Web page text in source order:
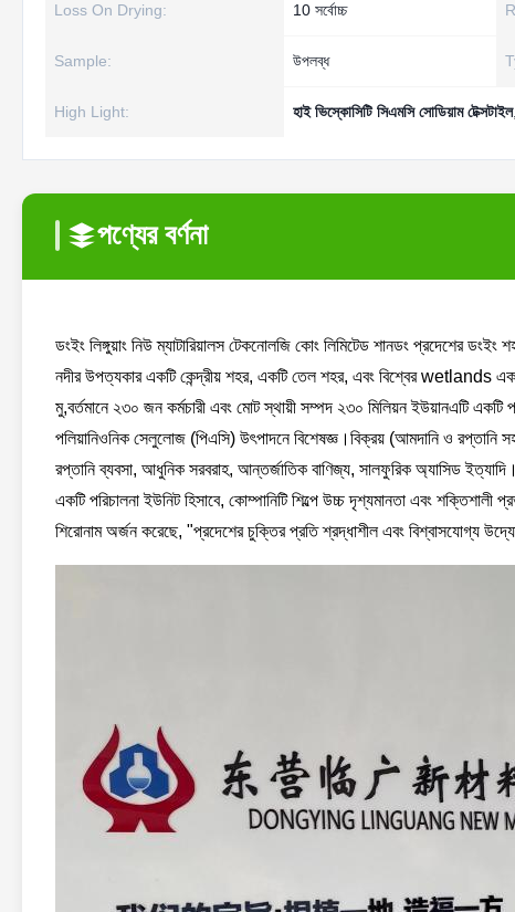
Loss On Drying: 10 সর্বোচ্চ
Sample: উপলব্ধ
High Light: হাই ভিস্কোসিটি সিএমসি সোডিয়াম টেক্সটাইল,
পণ্যের বর্ণনা
ডংইং লিঙ্গুয়াং নিউ ম্যাটারিয়ালস টেকনোলজি কোং লিমিটেড শানডং প্রদেশের
নদীর উপত্যকার একটি কেন্দ্রীয় শহর, একটি তেল শহর, এবং বিশ্বের wetlands
মু,বর্তমানে ২৩০ জন কর্মচারী এবং মোট স্থায়ী সম্পদ ২৩০ মিলিয়ন ইউয়ানএটি
পলিয়ানিওনিক সেলুলোজ (পিএসি) উৎপাদনে বিশেষজ্ঞ।বিক্রয় (আমদানি ও রপ্তানি
রপ্তানি ব্যবসা, আধুনিক সরবরাহ, আন্তর্জাতিক বাণিজ্য, সালফুরিক অ্যাসিড
একটি পরিচালনা ইউনিট হিসাবে, কোম্পানিটি শিল্পে উচ্চ দৃশ্যমানতা এবং
শিরোনাম অর্জন করেছে, "প্রদেশের চুক্তির প্রতি শ্রদ্ধাশীল এবং বিশ্বাসযোগ্য